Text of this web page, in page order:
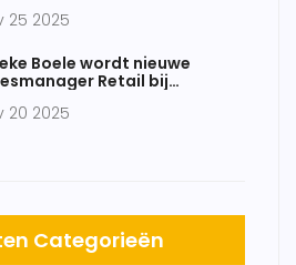
25 2025
Boele wordt nieuwe
Retail bij
20 2025
Categorieën